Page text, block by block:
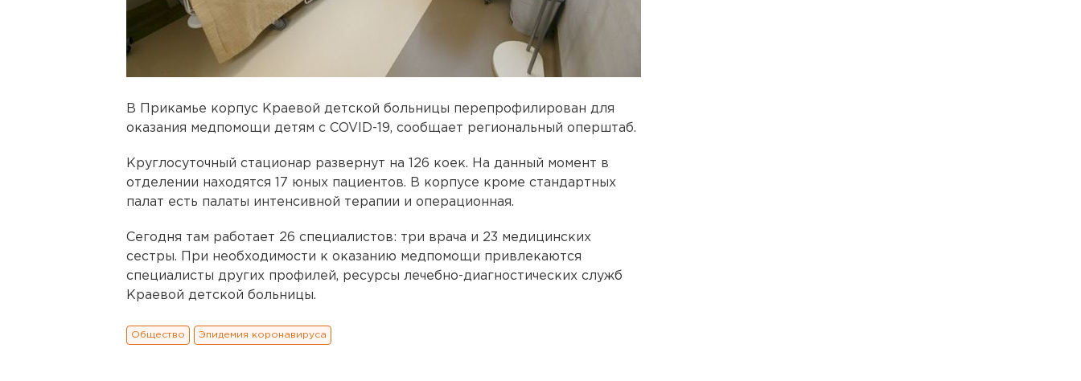
В Прикамье корпус Краевой детской больницы перепрофилирован для
оказания медпомощи детям с COVID-19, сообщает региональный оперштаб.
Круглосуточный стационар развернут на 126 коек. На данный момент в
отделении находятся 17 юных пациентов. В корпусе кроме стандартных
палат есть палаты интенсивной терапии и операционная.
Сегодня там работает 26 специалистов: три врача и 23 медицинских
сестры. При необходимости к оказанию медпомощи привлекаются
специалисты других профилей, ресурсы лечебно-диагностических служб
Краевой детской больницы.
Общество Эпидемия коронавируса